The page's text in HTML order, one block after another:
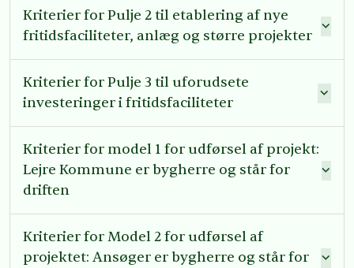
Kriterier for Pulje 2 til etablering af nye
fritidsfaciliteter, anlæg og større projekter
Kriterier for Pulje 3 til uforudsete
investeringer i fritidsfaciliteter
Kriterier for model 1 for udførsel af projekt:
Lejre Kommune er bygherre og står for
driften
Kriterier for Model 2 for udførsel af
projektet: Ansøger er bygherre og står for